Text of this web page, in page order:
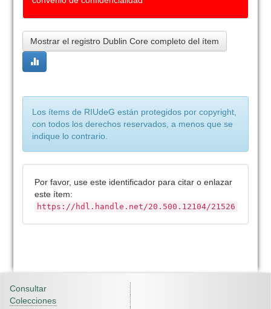
Mostrar el registro Dublin Core completo del ítem
Los ítems de RIUdeG están protegidos por copyright,
con todos los derechos reservados, a menos que se
indique lo contrario.
Por favor, use este identificador para citar o enlazar
este ítem:
https://hdl.handle.net/20.500.12104/21526
Consultar
Colecciones